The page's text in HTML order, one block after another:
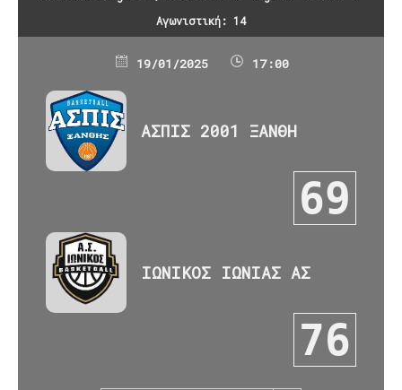
Αγωνιστική: 14
19/01/2025 17:00
ΑΣΠΙΣ 2001 ΞΑΝΘΗ
69
ΙΩΝΙΚΟΣ ΙΩΝΙΑΣ ΑΣ
76